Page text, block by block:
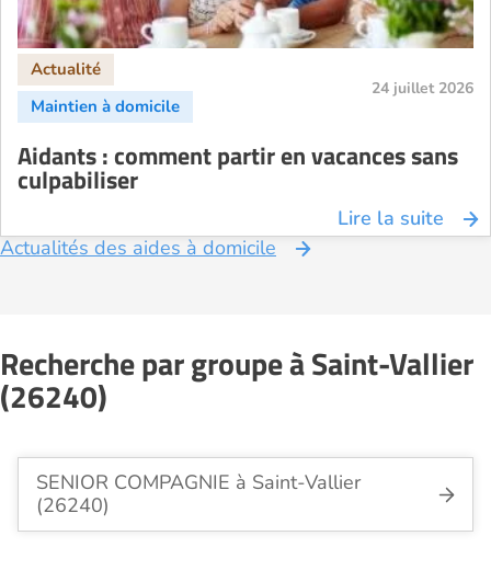
24 juillet 2026
Aidants : comment partir en vacances sans
culpabiliser
Lire la suite
Actualités des aides à domicile
Recherche par groupe à Saint-Vallier
(26240)
SENIOR COMPAGNIE à Saint-Vallier
(26240)